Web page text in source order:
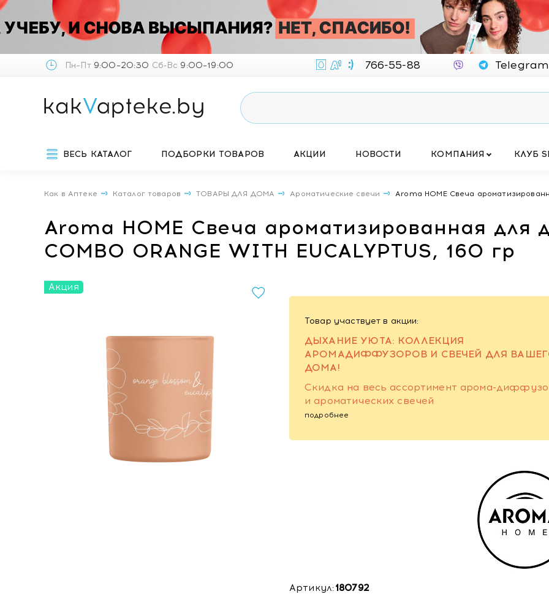
Пн–Пт9:00–20:30 Сб-Вс 9:00–19:00 766-55-88
ВЕСЬ КАТАЛОГ ПОДБОРКИ ТОВАРОВ АКЦИИ НОВОСТИ КОМПАНИЯ КЛУБ
Как в Аптеке Каталог товаров ТОВАРЫ ДЛЯ ДОМА Ароматические свечи Aroma HOME Свеча
Aroma HOME Свеча ароматизированная для
COMBO ORANGE WITH EUCALYPTUS, 160 гр
Акция
Товар участвует в акции:
ДЫХАНИЕ УЮТА: КОЛЛЕКЦИЯ
АРОМАДИФФУЗОРОВ И СВЕЧЕЙ ДЛЯ
ДОМА!
Скидка на весь ассортимент арома-
и ароматических свечей
подробнее
Артикул:180792